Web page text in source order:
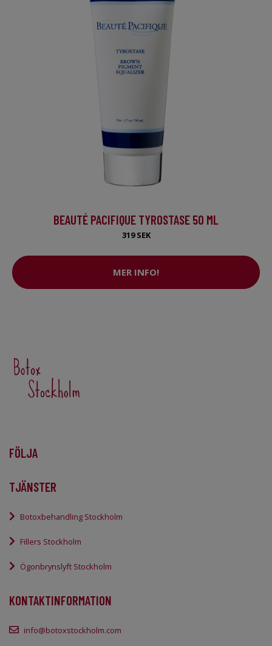
BEAUTÉ PACIFIQUE TYROSTASE 50 ML
319 SEK
MER INFO!
FÖLJA
TJÄNSTER
Botoxbehandling Stockholm
Fillers Stockholm
Ögonbrynslyft Stockholm
KONTAKTINFORMATION
info@botoxstockholm.com